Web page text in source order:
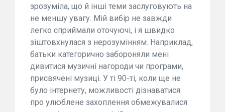
зрозуміла, що й інші теми заслуговують на
не меншу увагу. Мій вибір не завжди
легко сприймали оточуючі, і я швидко
зіштовхнулася з нерозумінням. Наприклад,
батьки категорично забороняли мені
дивитися музичні нагороди чи програми,
присвячені музиці. У ті 90-ті, коли ще не
було інтернету, можливості дізнаватися
про улюблене захоплення обмежувалися